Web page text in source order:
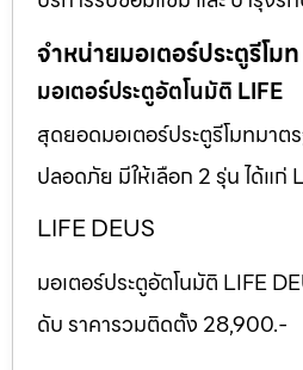
จำหน่ายมอเตอร์ประตูรีโมท
มอเตอร์ประตูอัตโนมัติ LIFE
สุดยอดมอเตอร์ประตูรีโมทมาต
ปลอดภัย มีให้เลือก 2 รุ่น ได้แก่
LIFE DEUS
มอเตอร์ประตูอัตโนมัติ LIFE
ดับ ราคารวมติดตั้ง 28,900.-